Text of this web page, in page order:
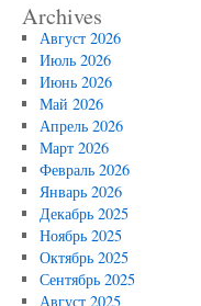
Archives
Август 2026
Июль 2026
Июнь 2026
Май 2026
Апрель 2026
Март 2026
Февраль 2026
Январь 2026
Декабрь 2025
Ноябрь 2025
Октябрь 2025
Сентябрь 2025
Август 2025